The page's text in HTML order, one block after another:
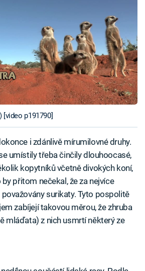
[video p191790]
i zdánlivě mírumilovné druhy.
umístily třeba činčily dlouhoocasé,
kopytníků včetně divokých koní,
přitom nečekal, že za nejvíce
surikaty. Tyto pospolitě
zabíjejí takovou měrou, že zhruba
mláďata) z nich usmrtí některý ze